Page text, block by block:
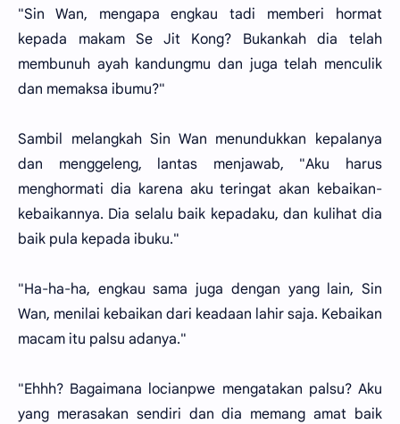
"Sin Wan, mengapa engkau tadi memberi hormat
kepada makam Se Jit Kong? Bukankah dia telah
membunuh ayah kandungmu dan juga telah menculik
dan memaksa ibumu?"
Sambil melangkah Sin Wan menundukkan kepalanya
dan menggeleng, lantas menjawab, "Aku harus
menghormati dia karena aku teringat akan kebaikan-
kebaikannya. Dia selalu baik kepadaku, dan kulihat dia
baik pula kepada ibuku."
"Ha-ha-ha, engkau sama juga dengan yang lain, Sin
Wan, menilai kebaikan dari keadaan lahir saja. Kebaikan
macam itu palsu adanya."
"Ehhh? Bagaimana locianpwe mengatakan palsu? Aku
yang merasakan sendiri dan dia memang amat baik